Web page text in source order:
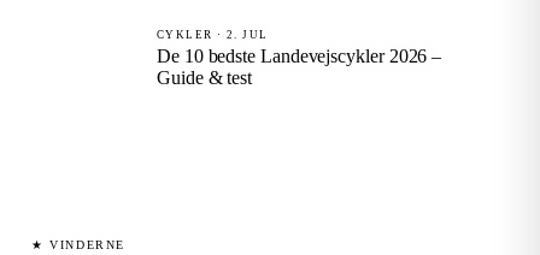
CYKLER · 2. JUL
De 10 bedste Landevejscykler 2026 –
Guide & test
★ VINDERNE